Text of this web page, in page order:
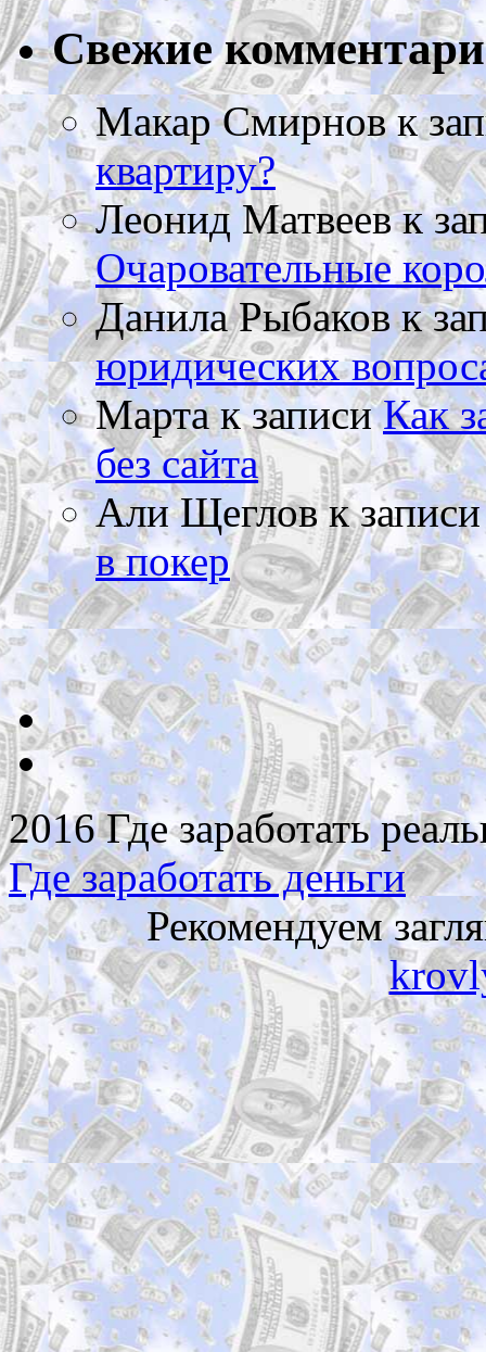
Свежие
Макар Смирновк
квартиру?
Леонид Матвеевк
Очаровательные
Данила Рыбаковк
юридических
Мартак записиКак
без сайта
Али Щегловк
в покер
2016 Где заработать
Где заработать деньги
Рекомендуем